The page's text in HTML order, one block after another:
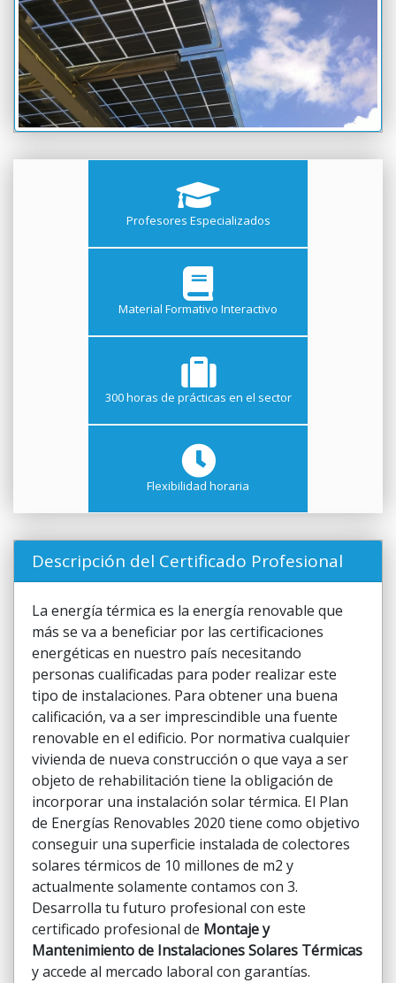
Profesores Especializados
Material Formativo Interactivo
300 horas de prácticas en el sector
Flexibilidad horaria
Descripción del Certificado Profesional
La energía térmica es la energía renovable que
más se va a beneficiar por las certificaciones
energéticas en nuestro país necesitando
personas cualificadas para poder realizar este
tipo de instalaciones. Para obtener una buena
calificación, va a ser imprescindible una fuente
renovable en el edificio. Por normativa cualquier
vivienda de nueva construcción o que vaya a ser
objeto de rehabilitación tiene la obligación de
incorporar una instalación solar térmica. El Plan
de Energías Renovables 2020 tiene como objetivo
conseguir una superficie instalada de colectores
solares térmicos de 10 millones de m2 y
actualmente solamente contamos con 3.
Desarrolla tu futuro profesional con este
certificado profesional de Montaje y
Mantenimiento de Instalaciones Solares Térmicas
y accede al mercado laboral con garantías.